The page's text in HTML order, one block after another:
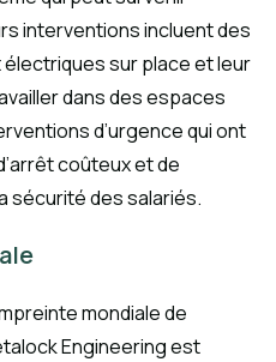
interventions incluent des
sur place et leur
dans des espaces
d’urgence qui ont
coûteux et de
sécurité des salariés.
mondiale de
Engineering est